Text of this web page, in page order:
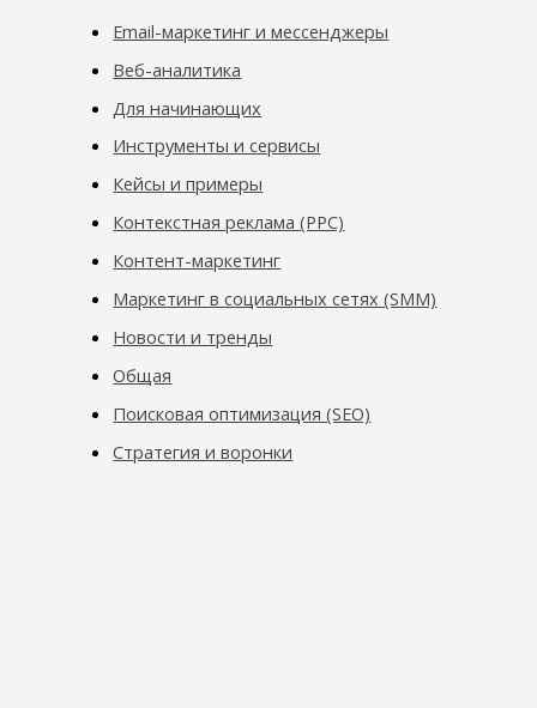
Email-маркетинг и мессенджеры
Веб-аналитика
Для начинающих
Инструменты и сервисы
Кейсы и примеры
Контекстная реклама (PPC)
Контент-маркетинг
Маркетинг в социальных сетях (SMM)
Новости и тренды
Общая
Поисковая оптимизация (SEO)
Стратегия и воронки